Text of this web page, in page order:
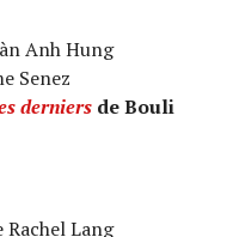
Anh Hung
Senez
derniers de Bouli
Rachel Lang